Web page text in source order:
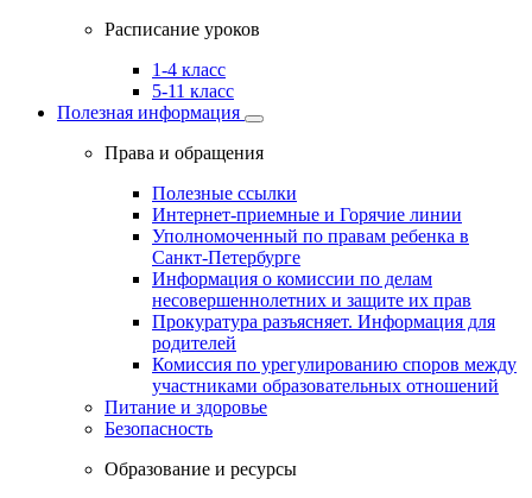
Расписание уроков
1-4 класс
5-11 класс
Полезная информация
Права и обращения
Полезные ссылки
Интернет-приемные и Горячие линии
Уполномоченный по правам ребенка в
Санкт-Петербурге
Информация о комиссии по делам
несовершеннолетних и защите их прав
Прокуратура разъясняет. Информация для
родителей
Комиссия по урегулированию споров между
участниками образовательных отношений
Питание и здоровье
Безопасность
Образование и ресурсы